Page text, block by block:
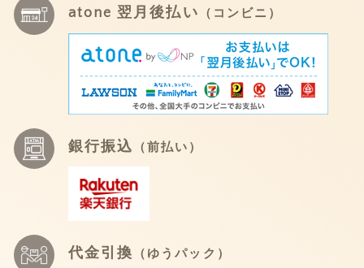
atone 翌月後払い （コンビニ）
銀行振込 （前払い）
代金引換 （ゆうパック）